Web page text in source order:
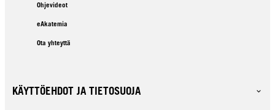
Ohjevideot
eAkatemia
Ota yhteyttä
KÄYTTÖEHDOT JA TIETOSUOJA